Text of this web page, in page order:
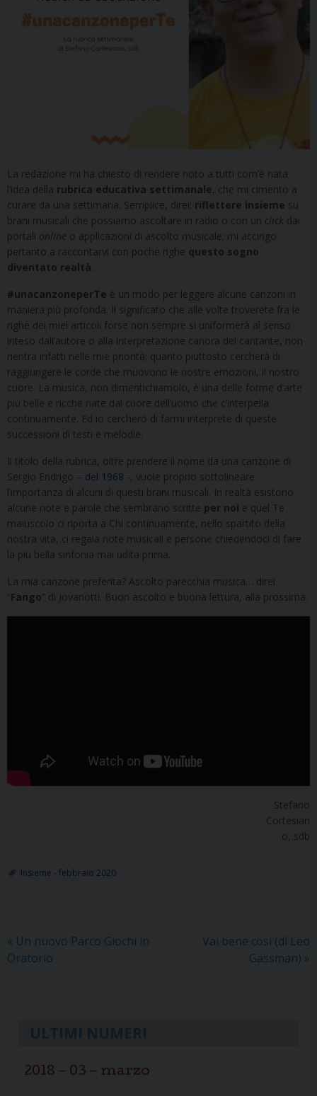
La redazione mi ha chiesto di rendere noto a tutti com’è nata
l’idea della rubrica educativa settimanale , che mi cimento a
curare da una settimana. Semplice, direi: riflettere insieme su
brani musicali che possiamo ascoltare in radio o con un click dai
portali online o applicazioni di ascolto musicale; mi accingo
pertanto a raccontarvi con poche righe questo sogno
diventato realtà
#unacanzoneperTe è un modo per leggere alcune canzoni in
maniera più profonda. Il significato che alle volte troverete fra le
righe dei miei articoli forse non sempre si uniformerà al senso
inteso dall’autore o alla interpretazione canora del cantante, non
rientra infatti nelle mie priorità; quanto piuttosto cercherà di
raggiungere le corde che muovono le nostre emozioni, il nostro
cuore. La musica, non dimentichiamolo, è una delle forme d’arte
più belle e ricche nate dal cuore dell’uomo che c’interpella
continuamente. Ed io cercherò di farmi interprete di queste
successioni di testi e melodie.
Il titolo della rubrica, oltre prendere il nome da una canzone di
Sergio Endrigo – del 1968 -, vuole proprio sottolineare
l’importanza di alcuni di questi brani musicali. In realtà esistono
alcune note e parole che sembrano scritte per noi e quel Te
maiuscolo ci riporta a Chi continuamente, nello spartito della
nostra vita, ci regala note musicali e persone chiedendoci di fare
la più bella sinfonia mai udita prima.
La mia canzone preferita? Ascolto parecchia musica… direi
“Fango” di Jovanotti. Buon ascolto e buona lettura, alla prossima.
Stefano
Cortesian
o, sdb
Insieme - febbraio 2020
« Un nuovo Parco Giochi in
Oratorio
Vai bene così (di Leo
Gassman) »
2018 – 03 – marzo